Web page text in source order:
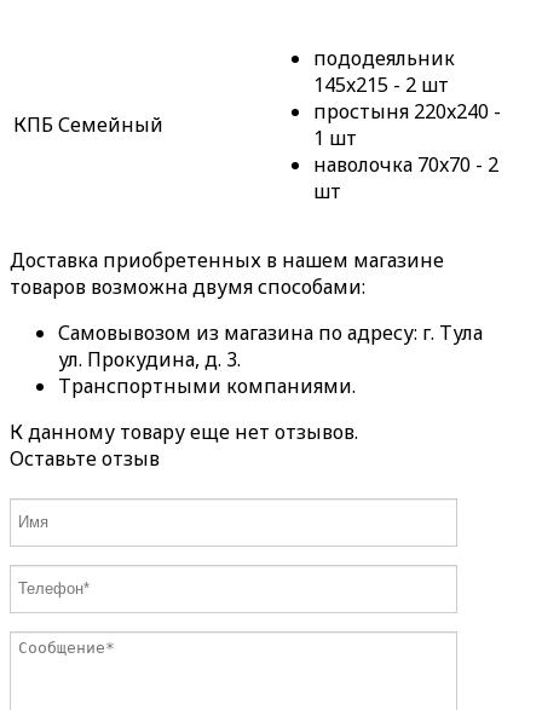
КПБ Семейный
пододеяльник
145x215 - 2 шт
простыня 220x240 -
1 шт
наволочка 70x70 - 2
шт
Доставка приобретенных в нашем магазине
товаров возможна двумя способами:
Самовывозом из магазина по адресу: г. Тула
ул. Прокудина, д. 3.
Транспортными компаниями.
К данному товару еще нет отзывов.
Оставьте отзыв